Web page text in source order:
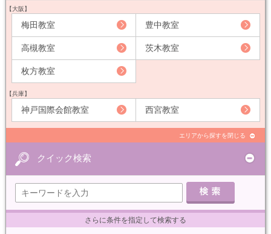
【大阪】
梅田教室 豊中教室
高槻教室 茨木教室
枚方教室
【兵庫】
神戸国際会館教室 西宮教室
エリアから探すを閉じる
クイック検索
さらに条件を指定して検索する